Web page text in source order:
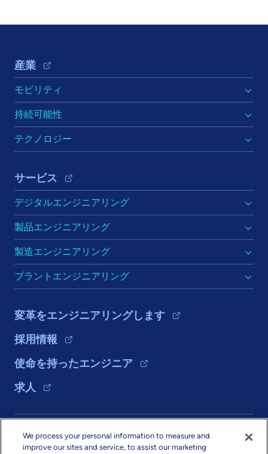
Footer Navigation
産業
モビリティ
持続可能性
テクノロジー
サービス
デジタルエンジニアリング
製品エンジニアリング
製造エンジニアリング
プラントエンジニアリング
変革をエンジニアリングします
採用情報
使命を持ったエンジニア
求人
会社情報
We process your personal information to measure and
improve our sites and service, to assist our marketing